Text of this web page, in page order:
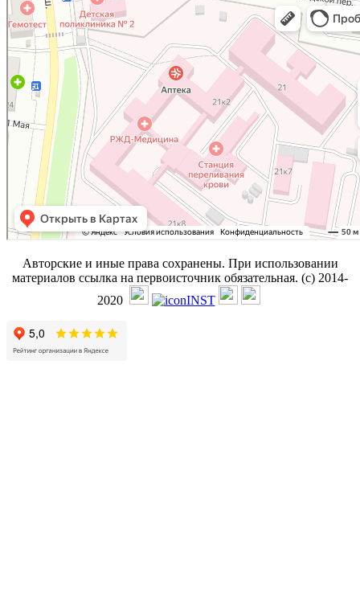
Авторские и иные права сохранены. При использовании
материалов ссылка на первоисточник обязательная. (с) 2014-
2020